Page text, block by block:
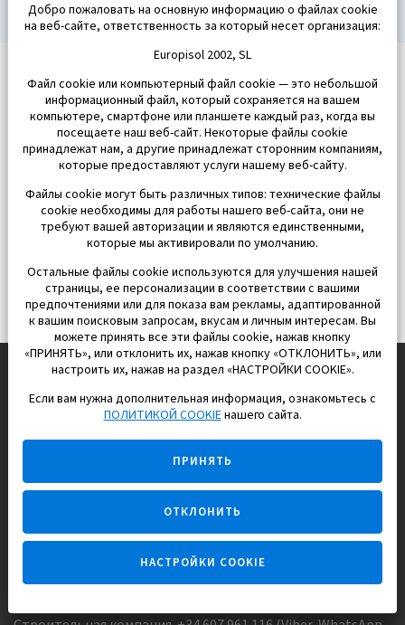
EUROPISOL 2002 S.L.
Строим и продаем дома
для счастливой жизни в Испании
Задайте вопрос
Добро пожаловать на основную информацию о файлах cookie
на веб-сайте, ответственность за который несет организация:
Europisol 2002, SL
Файл cookie или компьютерный файл cookie — это небольшой
информационный файл, который сохраняется на вашем
компьютере, смартфоне или планшете каждый раз, когда вы
посещаете наш веб-сайт. Некоторые файлы cookie
принадлежат нам, а другие принадлежат сторонним компаниям,
которые предоставляют услуги нашему веб-сайту.
Файлы cookie могут быть различных типов: технические файлы
cookie необходимы для работы нашего веб-сайта, они не
требуют вашей авторизации и являются единственными,
которые мы активировали по умолчанию.
Остальные файлы cookie используются для улучшения нашей
страницы, ее персонализации в соответствии с вашими
предпочтениями или для показа вам рекламы, адаптированной
к вашим поисковым запросам, вкусам и личным интересам. Вы
можете принять все эти файлы cookie, нажав кнопку
«ПРИНЯТЬ», или отклонить их, нажав кнопку «ОТКЛОНИТЬ», или
настроить их, нажав на раздел «НАСТРОЙКИ COOKIE».
Если вам нужна дополнительная информация, ознакомьтесь с
ПОЛИТИКОЙ COOKIEнашего сайта.
ПРИНЯТЬ
ОТКЛОНИТЬ
НАСТРОЙКИ COOKIE